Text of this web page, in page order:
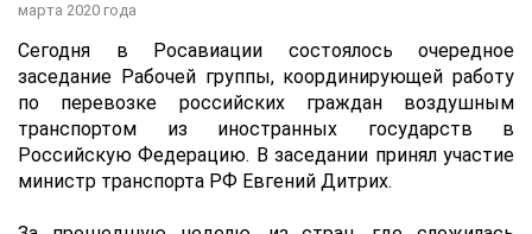
марта 2020 года
Сегодня в Росавиации состоялось очередное
заседание Рабочей группы, координирующей работу
по перевозке российских граждан воздушным
транспортом из иностранных государств в
Российскую Федерацию. В заседании принял участие
министр транспорта РФ Евгений Дитрих.